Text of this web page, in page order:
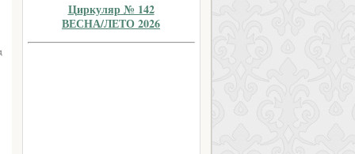
Циркуляр № 142
ВЕСНА/ЛЕТО 2026